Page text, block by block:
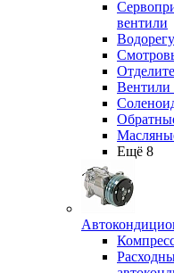
вентили
Ещё 8